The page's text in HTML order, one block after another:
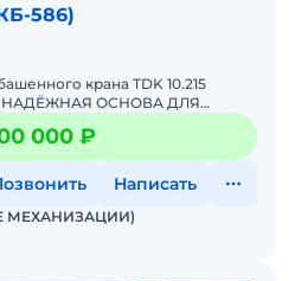
586)
крана TDK 10.215
НАДЁЖНАЯ ОСНОВА ДЛЯ
решение — опорную раму
000 ₽
Написать
МЕХАНИЗАЦИИ)